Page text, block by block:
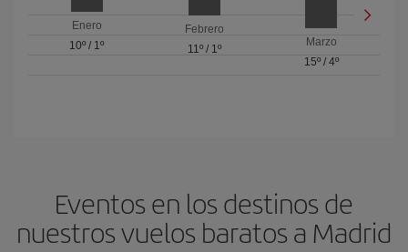
Enero
10º / 1º
Febrero
11º/ 1º
Marzo
15º/ 4º
Eventos en los destinos de
nuestros vuelos baratos a Madrid